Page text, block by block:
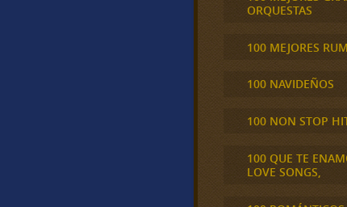
ORQUESTAS
100 MEJORES
100 NAVIDEÑOS
100 NON STOP
100 QUE TE
LOVE SONGS,